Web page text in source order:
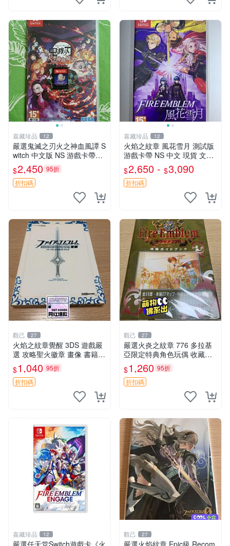
嘉藏珍品 12
嚴選鬼滅之刃火之神血風譚 S
witch 中文版 NS 游戲卡帶，
兼容多款 Switch 主機。即刻
購買，速享遊戲樂趣！ 鬼滅
之刃 血風譚 Switch
$2,450 95折
折扣碼
嘉藏珍品 12
火焰之紋章 風花雪月 測試版
游戲卡帶 NS 中文 現貨 文字
對照 火紋 港版
$2,650 - $3,090
折扣碼
觀己 27
火焰之紋章覺醒 3DS 遊戲嚴
選 攻略聖火徽章 畫像 書籍
內容
$1,040 95折
折扣碼
觀己 27
嚴選火炎之紋章 776 多拉基
亞限定特典角色玩偶 收藏推
薦 776 玩偶 角色 拉基
$1,260 95折
折扣碼
嘉藏珍品 12 觀己 27